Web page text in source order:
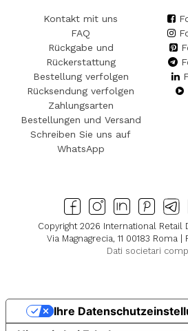
Kontakt mit uns
FAQ
Rückgabe und
Rückerstattung
Bestellung verfolgen
Rücksendung verfolgen
Zahlungsarten
Bestellungen und Versand
Schreiben Sie uns auf
WhatsApp
Copyright 2026 International Retail
Via Magnagrecia, 11 00183 Roma |
Dati societari
Ihre